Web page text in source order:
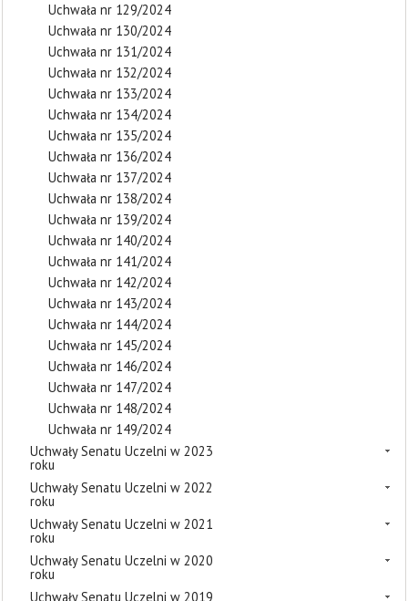
Uchwała nr 129/2024
Uchwała nr 130/2024
Uchwała nr 131/2024
Uchwała nr 132/2024
Uchwała nr 133/2024
Uchwała nr 134/2024
Uchwała nr 135/2024
Uchwała nr 136/2024
Uchwała nr 137/2024
Uchwała nr 138/2024
Uchwała nr 139/2024
Uchwała nr 140/2024
Uchwała nr 141/2024
Uchwała nr 142/2024
Uchwała nr 143/2024
Uchwała nr 144/2024
Uchwała nr 145/2024
Uchwała nr 146/2024
Uchwała nr 147/2024
Uchwała nr 148/2024
Uchwała nr 149/2024
Uchwały Senatu Uczelni w 2023
roku
Uchwały Senatu Uczelni w 2022
roku
Uchwały Senatu Uczelni w 2021
roku
Uchwały Senatu Uczelni w 2020
roku
Uchwały Senatu Uczelni w 2019